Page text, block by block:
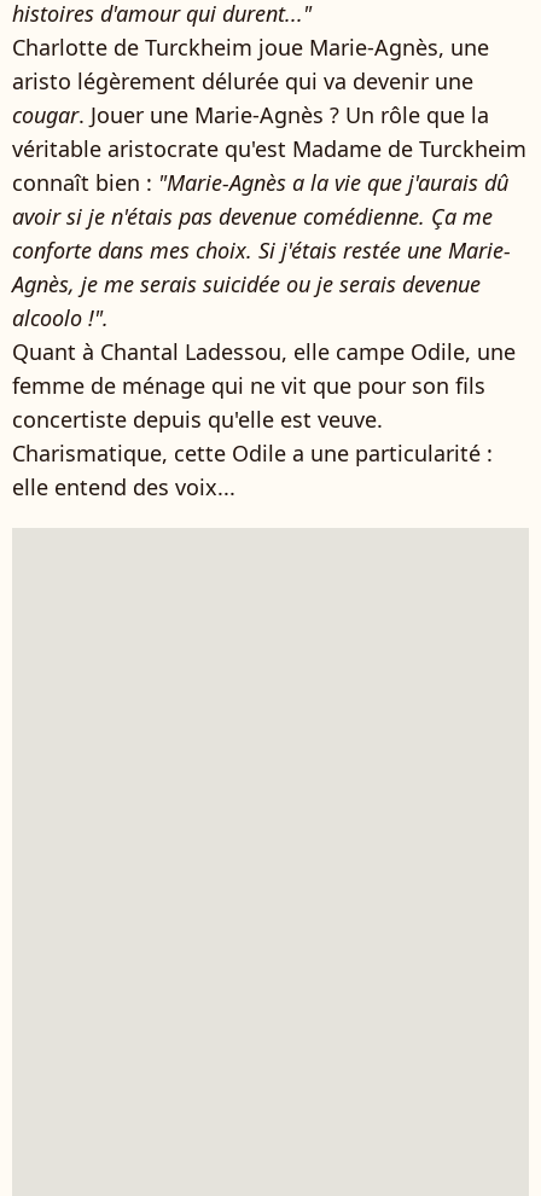
histoires d'amour qui durent..."
Charlotte de Turckheim joue Marie-Agnès, une
aristo légèrement délurée qui va devenir une
cougar. Jouer une Marie-Agnès ? Un rôle que la
véritable aristocrate qu'est Madame de Turckheim
connaît bien : "Marie-Agnès a la vie que j'aurais dû
avoir si je n'étais pas devenue comédienne. Ça me
conforte dans mes choix. Si j'étais restée une Marie-
Agnès, je me serais suicidée ou je serais devenue
alcoolo !".
Quant à Chantal Ladessou, elle campe Odile, une
femme de ménage qui ne vit que pour son fils
concertiste depuis qu'elle est veuve.
Charismatique, cette Odile a une particularité :
elle entend des voix...